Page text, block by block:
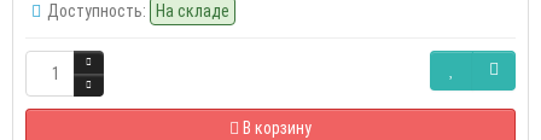
Доступность: На складе
В корзину